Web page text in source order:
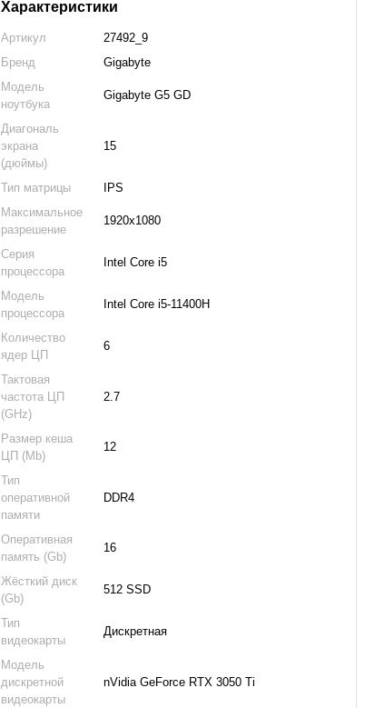
Характеристики
Артикул
27492_9
Бренд
Gigabyte
Модель
ноутбука
Gigabyte G5 GD
Диагональ
экрана
(дюймы)
15
Тип матрицы
IPS
Максимальное
разрешение
1920x1080
Серия
процессора
Intel Core i5
Модель
процессора
Intel Core i5-11400H
Количество
ядер ЦП
6
Тактовая
частота ЦП
(GHz)
2.7
Размер кеша
ЦП (Mb)
12
Тип
оперативной
памяти
DDR4
Оперативная
память (Gb)
16
Жёсткий диск
(Gb)
512 SSD
Тип
видеокарты
Дискретная
Модель
дискретной
видеокарты
nVidia GeForce RTX 3050 Ti